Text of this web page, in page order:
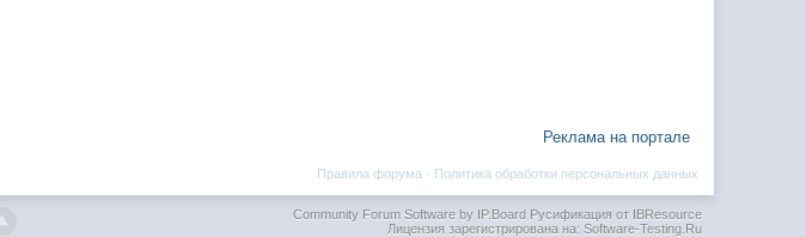
Реклама на портале
Политика обработки персональных данных
Правила форума ·
Community Forum Software by IP.BoardРусификация от IBResource
Лицензия зарегистрирована на: Software-Testing.Ru